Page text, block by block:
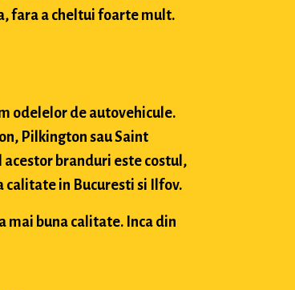
fara a cheltui foarte mult.
odelelor de autovehicule.
Pilkington sau Saint
branduri este costul,
calitate in Bucuresti si Ilfov.
mai buna calitate. Inca din